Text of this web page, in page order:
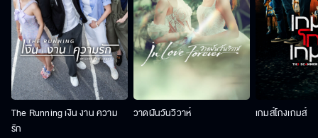
The Running เงิน งาน ความ
รัก
วาดฝันวันวิวาห์ เกมส์โกงเกมส์